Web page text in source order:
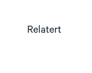
Relatert